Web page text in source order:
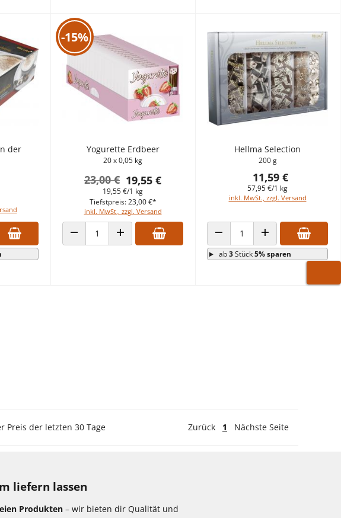
der
ERHÖHEN
-15%
Yogurette Erdbeer
20 x 0,05 kg
19,55 €
23,00 €
19,55 €/1 kg
inkl. MwSt., zzgl. Versand
Tiefstpreis: 23,00 €*
ANZAHL VERRINGERNANZAHL ERHÖHEN
Hellma Selection
200 g
11,59 €
57,95 €/1 kg
inkl. MwSt., zzgl. Versand
ANZAHL VERRINGERNANZAHL ERHÖHEN
ab3Stück5% sparen
Preis der letzten 30 Tage Zurück 1 Nächste Seite
liefern lassen
Produkten – wir bieten dir Qualität und